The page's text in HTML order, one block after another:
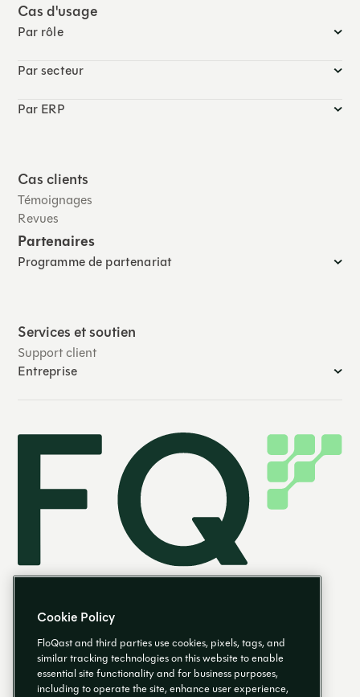
Cas d'usage
Par rôle
Par secteur
Par ERP
Cas clients
Témoignages
Revues
Partenaires
Programme de partenariat
Services et soutien
Support client
Entreprise
FR
Cookie Policy
FloQast and third parties use cookies, pixels, tags, and
similar tracking technologies on this website to enable
essential site functionality and for business purposes,
including to operate the site, enhance user experience,